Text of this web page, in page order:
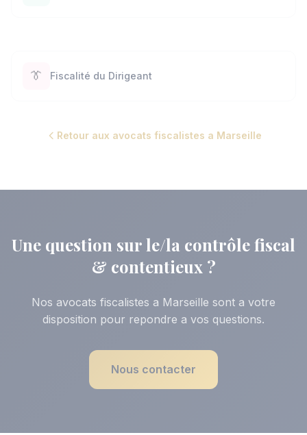
👔 Fiscalité du Dirigeant
Retour aux avocats fiscalistes a Marseille
Une question sur le/la contrôle fiscal
& contentieux ?
Nos avocats fiscalistes a Marseille sont a votre
disposition pour repondre a vos questions.
Nous contacter